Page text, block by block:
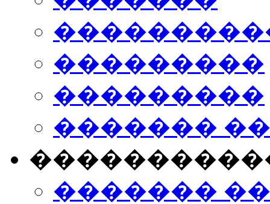
���������
���������
�������
�������